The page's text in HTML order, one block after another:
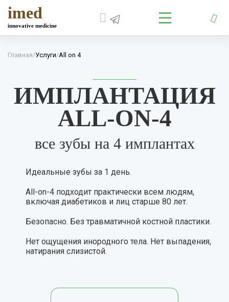
imed
innovative medicine
Главная/Услуги/All on 4
ИМПЛАНТАЦИЯ
ALL-ON-4
все зубы на 4 имплантах
Идеальные зубы за 1 день.
All-on-4 подходит практически всем людям,
включая диабетиков и лиц старше 80 лет.
Безопасно. Без травматичной костной пластики.
Нет ощущения инородного тела. Нет выпадения,
натирания слизистой.